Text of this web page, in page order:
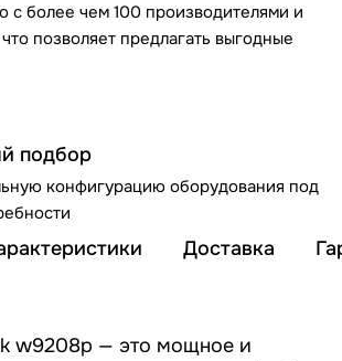
с более чем 100 производителями и
позволяет предлагать выгодные
подбор
конфигурацию оборудования под
Доставка
w9208p — это мощное и